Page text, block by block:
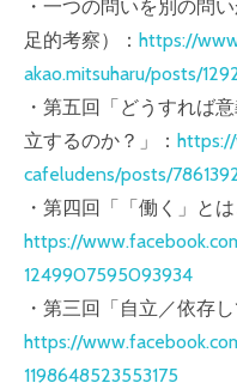
・一つの問いを別の問
足的考察）： https://
akao.mitsuharu/posts/
・第五回「どうすれば
立するのか？」：
cafeludens/posts/
・第四回「「働く」と
https://
1249907595093934
・第三回「自立／依存
https://
1198648523553175